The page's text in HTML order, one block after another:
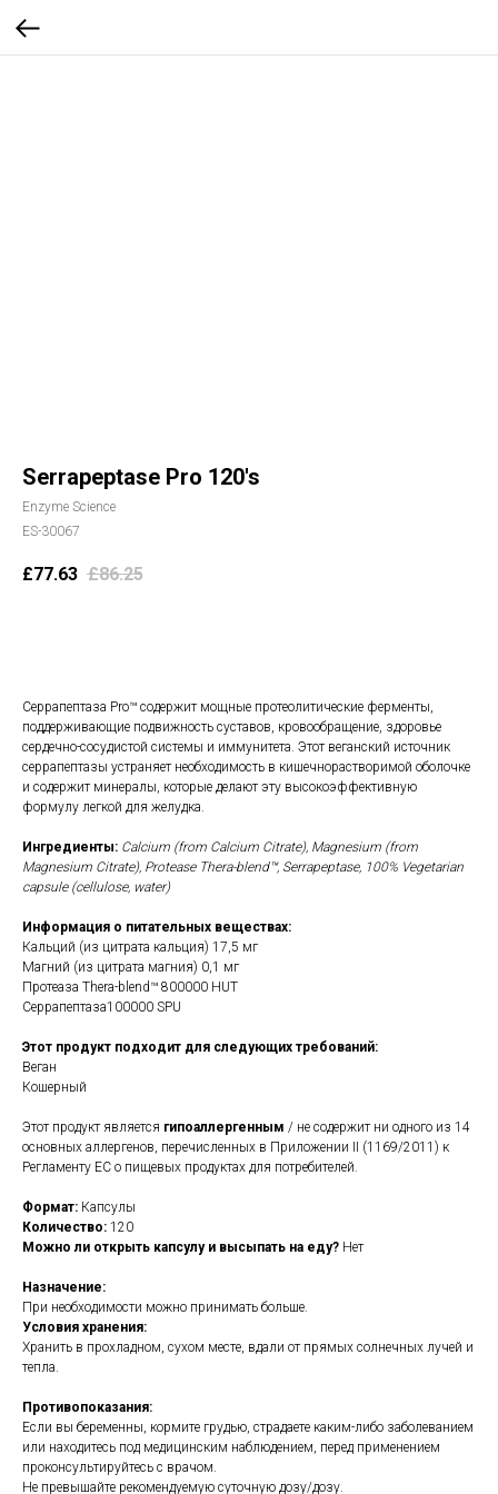
Serrapeptase Pro 120's
Enzyme Science
ES-30067
£77.63 £86.25
Серрапептаза Pro™ содержит мощные протеолитические ферменты,
поддерживающие подвижность суставов, кровообращение, здоровье
сердечно-сосудистой системы и иммунитета. Этот веганский источник
серрапептазы устраняет необходимость в кишечнорастворимой оболочке
и содержит минералы, которые делают эту высокоэффективную
формулу легкой для желудка.
Ингредиенты: Calcium (from Calcium Citrate), Magnesium (from
Magnesium Citrate), Protease Thera-blend™, Serrapeptase, 100% Vegetarian
capsule (cellulose, water)
Информация о питательных веществах:
Кальций (из цитрата кальция) 17,5 мг
Магний (из цитрата магния) 0,1 мг
Протеаза Thera-blend™ 800000 HUT
Серрапептаза100000 SPU
Этот продукт подходит для следующих требований:
Веган
Кошерный
Этот продукт является гипоаллергенным / не содержит ни одного из 14
основных аллергенов, перечисленных в Приложении II (1169/2011) к
Регламенту ЕС о пищевых продуктах для потребителей.
Формат: Капсулы
Количество: 120
Можно ли открыть капсулу и высыпать на еду? Нет
Назначение:
При необходимости можно принимать больше.
Условия хранения:
Хранить в прохладном, сухом месте, вдали от прямых солнечных лучей и
тепла.
Противопоказания:
Если вы беременны, кормите грудью, страдаете каким-либо заболеванием
или находитесь под медицинским наблюдением, перед применением
проконсультируйтесь с врачом.
Не превышайте рекомендуемую суточную дозу/дозу.